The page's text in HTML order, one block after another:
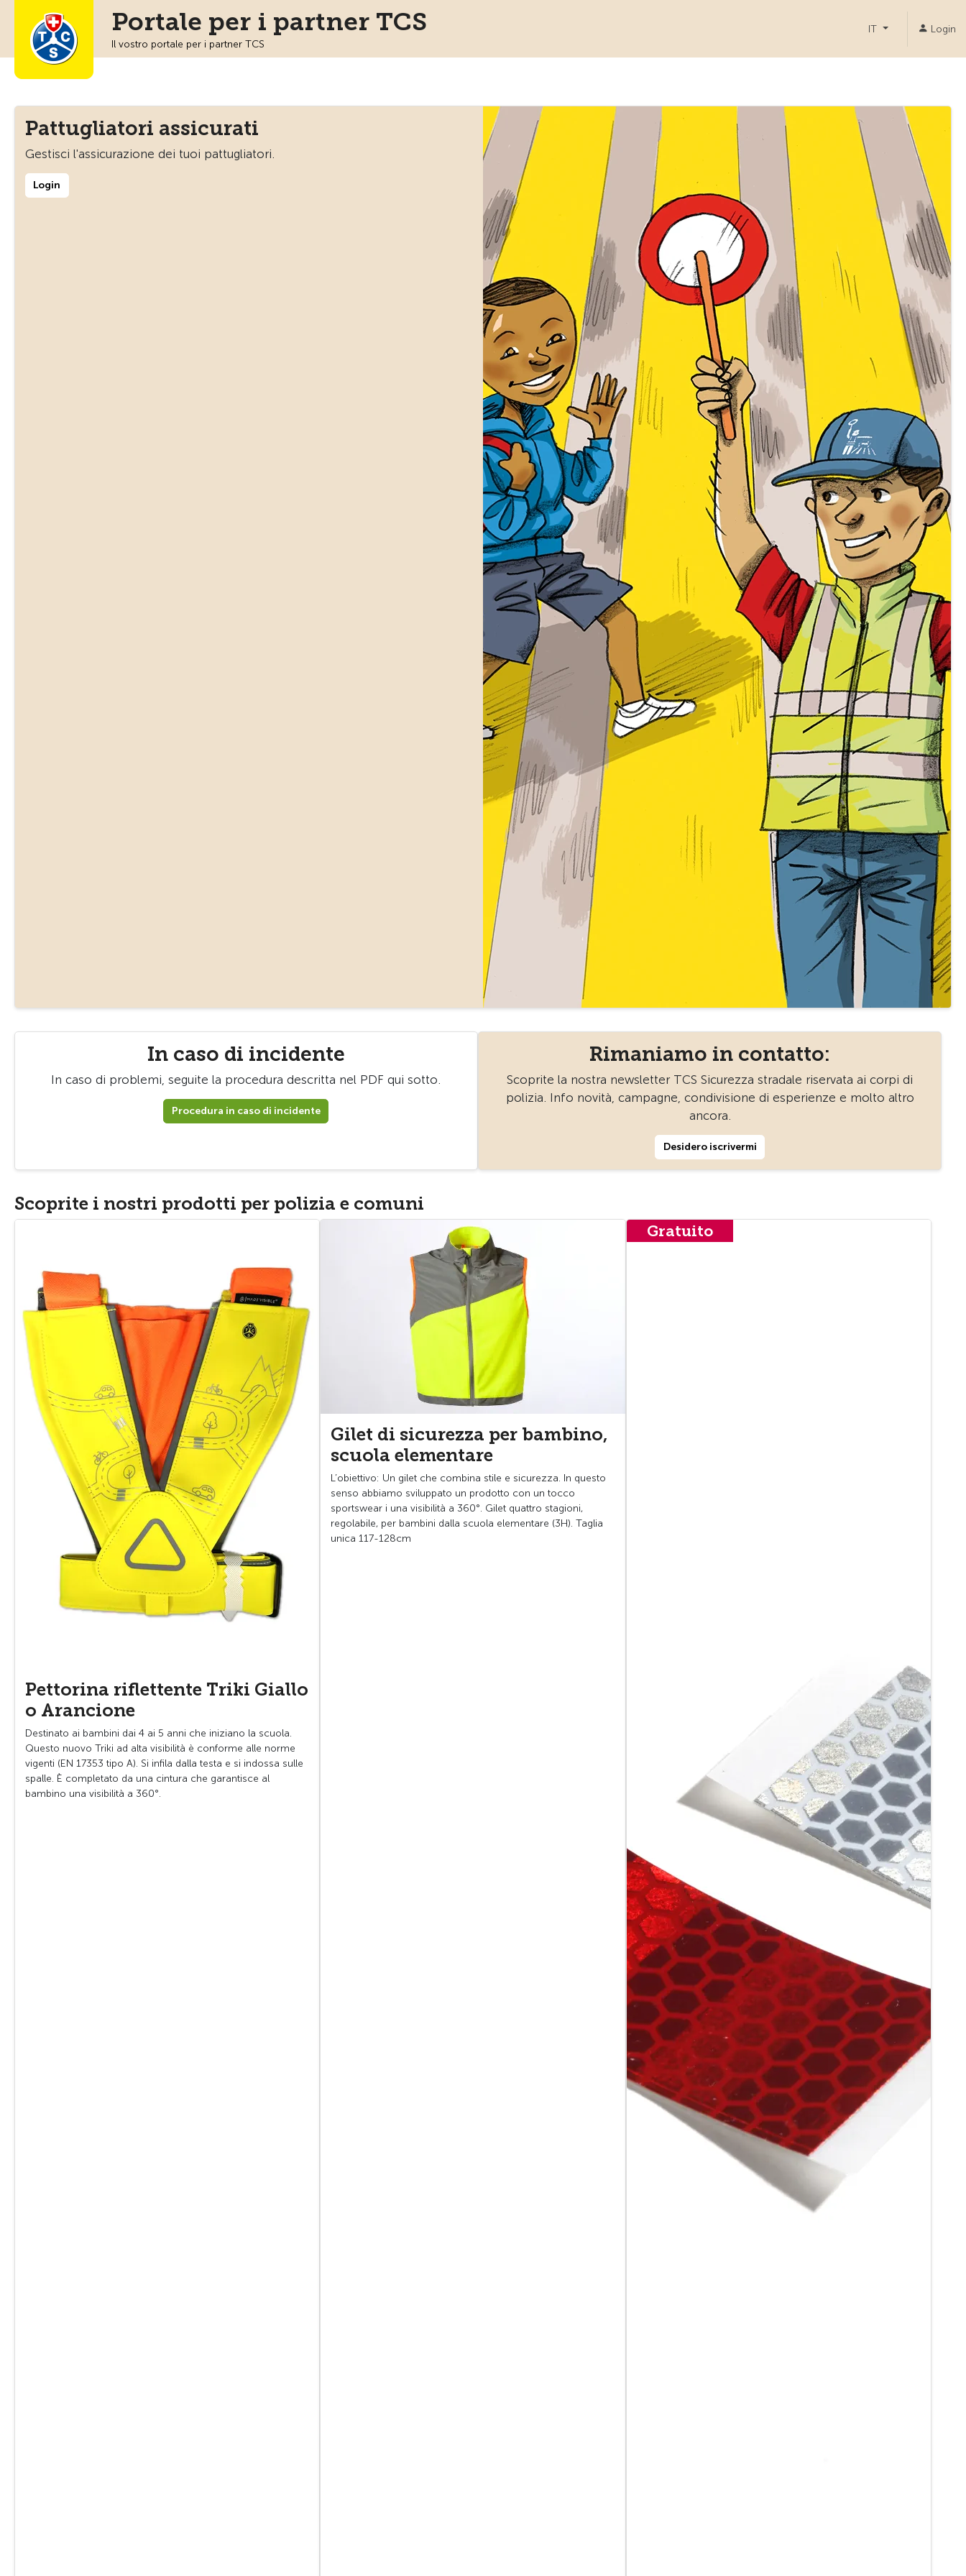
Portale per i partner TCS
Il vostro portale per i partner TCS
IT Login
Pattugliatori assicurati
Gestisci l'assicurazione dei tuoi pattugliatori.
Login
In caso di incidente
In caso di problemi, seguite la procedura descritta nel PDF qui sotto.
Procedura in caso di incidente
Rimaniamo in contatto:
Scoprite la nostra newsletter TCS Sicurezza stradale riservata ai corpi di
polizia. Info novità, campagne, condivisione di esperienze e molto altro
ancora.
Desidero iscrivermi
Scoprite i nostri prodotti per polizia e comuni
Pettorina riflettente Triki Giallo
o Arancione
Destinato ai bambini dai 4 ai 5 anni che iniziano la scuola.
Questo nuovo Triki ad alta visibilità è conforme alle norme
vigenti (EN 17353 tipo A). Si infila dalla testa e si indossa sulle
spalle. È completato da una cintura che garantisce al
bambino una visibilità a 360°.
Gilet di sicurezza per bambino,
scuola elementare
L’obiettivo: Un gilet che combina stile e sicurezza. In questo
senso abbiamo sviluppato un prodotto con un tocco
sportswear i una visibilità a 360°. Gilet quattro stagioni,
regolabile, per bambini dalla scuola elementare (3H). Taglia
unica 117-128cm
Gratuito